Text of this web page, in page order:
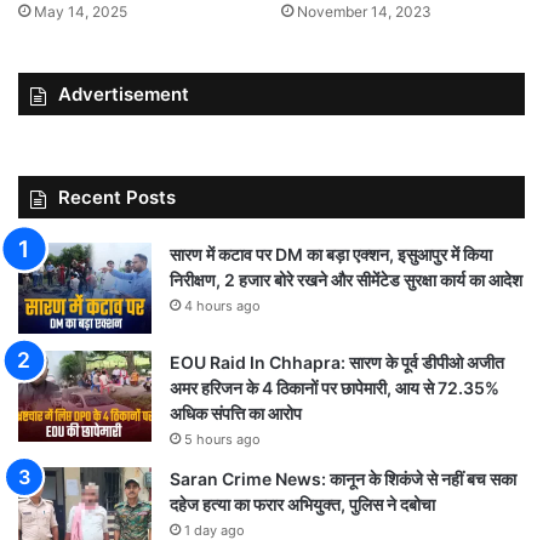
May 14, 2025 November 14, 2023
Advertisement
Recent Posts
सारण में कटाव पर DM का बड़ा एक्शन, इसुआपुर में किया
निरीक्षण, 2 हजार बोरे रखने और सीमेंटेड सुरक्षा कार्य का आदेश
4 hours ago
EOU Raid In Chhapra: सारण के पूर्व डीपीओ अजीत
अमर हरिजन के 4 ठिकानों पर छापेमारी, आय से 72.35%
अधिक संपत्ति का आरोप
5 hours ago
Saran Crime News: कानून के शिकंजे से नहीं बच सका
दहेज हत्या का फरार अभियुक्त, पुलिस ने दबोचा
1 day ago